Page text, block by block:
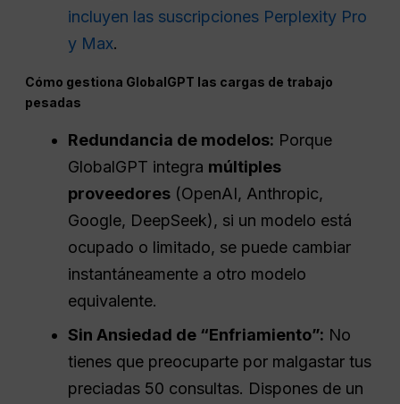
incluyen las suscripciones Perplexity Pro
y Max.
Cómo gestiona GlobalGPT las cargas de trabajo
pesadas
Redundancia de modelos: Porque
GlobalGPT integra múltiples
proveedores (OpenAI, Anthropic,
Google, DeepSeek), si un modelo está
ocupado o limitado, se puede cambiar
instantáneamente a otro modelo
equivalente.
Sin Ansiedad de “Enfriamiento”: No
tienes que preocuparte por malgastar tus
preciadas 50 consultas. Dispones de un